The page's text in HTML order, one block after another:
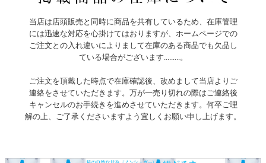
当店は店頭販売と同時に商品を共有しているため、在庫管理
には迅速な対応を心掛けてはおりますが、ホームページでの
ご注文との入れ違いによりまして在庫のある商品でも欠品し
ている場合がございます.........。
ご注文を頂戴した時点で在庫確認後、改めまして当店よりご
連絡をさせていただきます。万が一売り切れの際はご連絡後
キャンセルのお手続きを進めさせていただきます。何卒ご理
解の上、ご了承くださいますよう宜しくお願い申し上げます。